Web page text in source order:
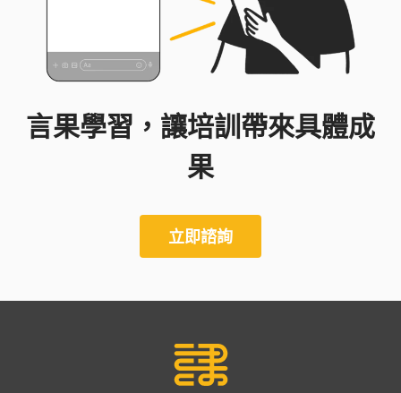
言果學習，讓培訓帶來具體成
果
立即諮詢